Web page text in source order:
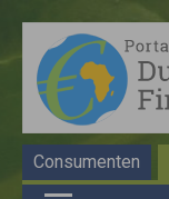
Consumenten